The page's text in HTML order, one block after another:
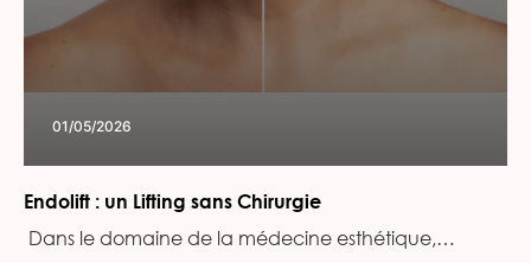
01/05/2026
Endolift : un Lifting sans Chirurgie
‍ Dans le domaine de la médecine esthétique,…